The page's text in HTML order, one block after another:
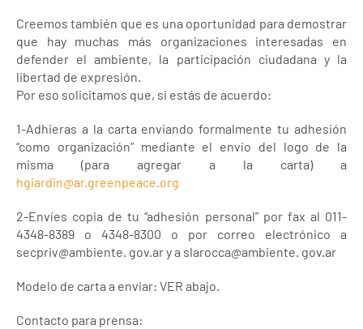
Creemos también que es una oportunidad para demostrar
que hay muchas más organizaciones interesadas en
defender el ambiente, la participación ciudadana y la
libertad de expresión.
Por eso solicitamos que, si estás de acuerdo:
1-Adhieras a la carta enviando formalmente tu adhesión
“como organización” mediante el envío del logo de la
misma (para agregar a la carta) a
hgiardin@ar.greenpeace.org
2-Envíes copia de tu “adhesión personal” por fax al 011-
4348-8389 o 4348-8300 o por correo electrónico a
secpriv@ambiente. gov.ar y a slarocca@ambiente. gov.ar
Modelo de carta a enviar: VER abajo.
Contacto para prensa: